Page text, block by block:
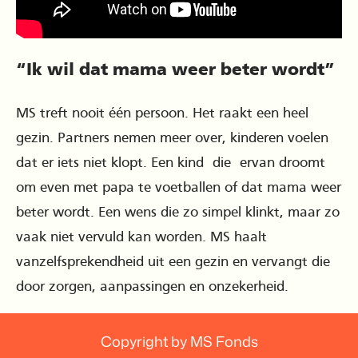
“Ik wil dat mama weer beter wordt”
MS treft nooit één persoon. Het raakt een heel
gezin. Partners nemen meer over, kinderen voelen
dat er iets niet klopt. Een kind die ervan droomt
om even met papa te voetballen of dat mama weer
beter wordt. Een wens die zo simpel klinkt, maar zo
vaak niet vervuld kan worden. MS haalt
vanzelfsprekendheid uit een gezin en vervangt die
door zorgen, aanpassingen en onzekerheid.
Copyright by MS Fonds